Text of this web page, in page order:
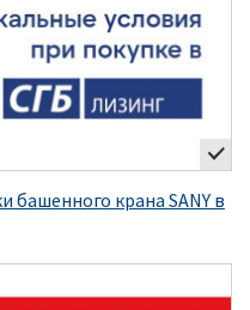
башенного крана SANY в